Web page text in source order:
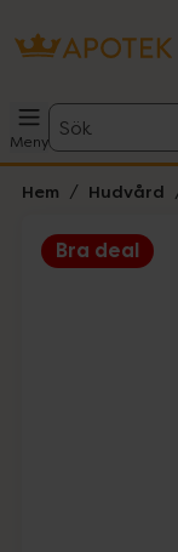
Meny
Sök
Hem Hudvård
Bra deal
Lista: .